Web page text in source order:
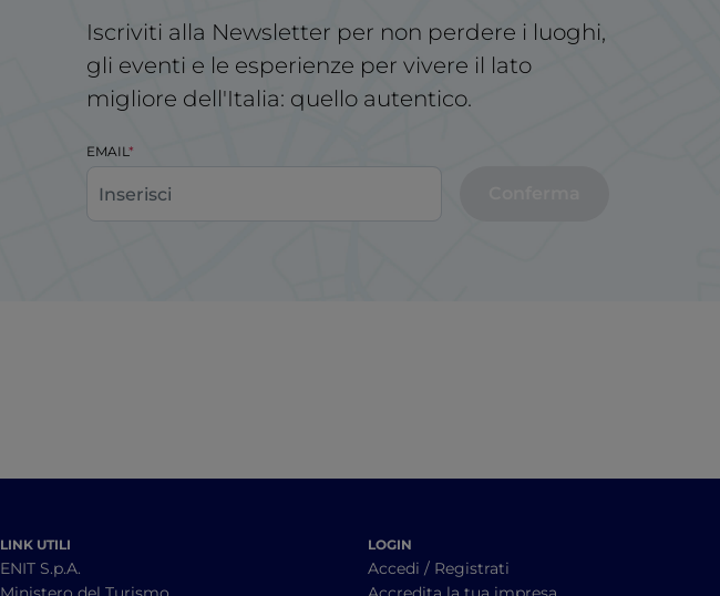
Iscriviti alla Newsletter per non perdere i luoghi,
gli eventi e le esperienze per vivere il lato
migliore dell'Italia: quello autentico.
EMAIL
LINK UTILI
ENIT S.p.A.
LOGIN
Accedi / Registrati